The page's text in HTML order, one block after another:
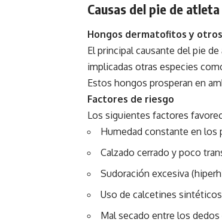
Causas del pie de atleta
Hongos dermatofitos y
El principal causante del pie
implicadas otras especies
Estos hongos prosperan en
Factores de riesgo
Los siguientes factores
Humedad constante en los
Calzado cerrado y poco
Sudoración excesiva
Uso de calcetines
Mal secado entre los